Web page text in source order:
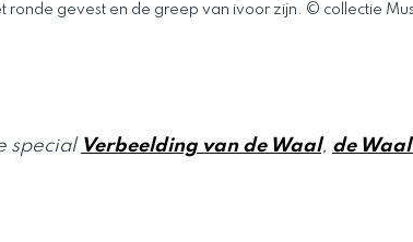
ronde gevest en de greep van ivoor zijn. © collectie
special Verbeelding van de Waal, de